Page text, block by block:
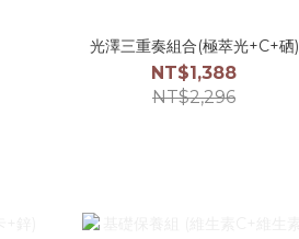
光澤三重奏組合(極萃光+C+硒)
NT$1,388
NT$2,296